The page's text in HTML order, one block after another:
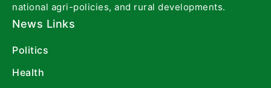
national agri-policies, and rural developments.
News Links
Politics
Health